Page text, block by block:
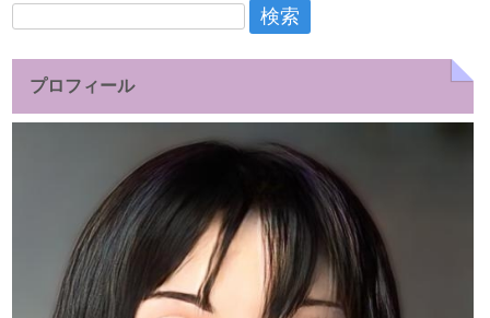
検
プロフィール